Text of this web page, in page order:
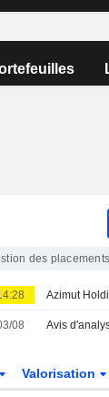
des
08
Valorisation